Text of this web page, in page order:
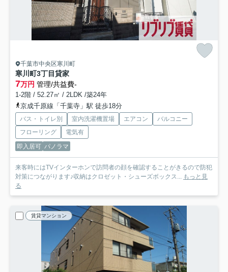
千葉市中央区寒川町
寒川町3丁目貸家
7万円 管理/共益費-
1-2階 / 52.27㎡ / 2LDK /築24年
京成千原線「千葉寺」駅 徒歩18分
バス・トイレ別 室内洗濯機置場 エアコン
バルコニー
フローリング
電気有
即入居可 パノラマ
来客時にはTVインターホンで訪問者の顔を確認することがきるので防犯
対策につながります♪収納はクロゼット・シューズボックス... もっと見
る
賃貸マンション